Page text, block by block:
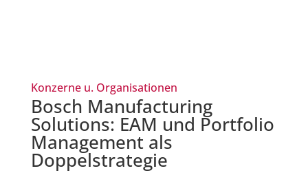
Konzerne u. Organisationen
Bosch Manufacturing
Solutions: EAM und Portfolio
Management als
Doppelstrategie